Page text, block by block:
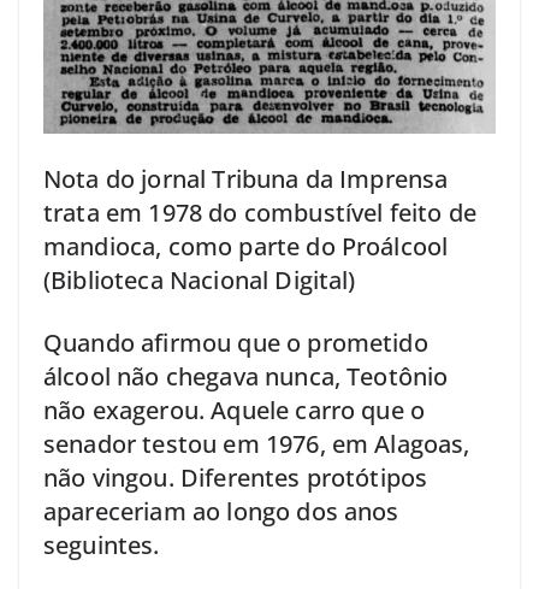
Nota do jornal Tribuna da Imprensa
trata em 1978 do combustível feito de
mandioca, como parte do Proálcool
(Biblioteca Nacional Digital)
Quando afirmou que o prometido
álcool não chegava nunca, Teotônio
não exagerou. Aquele carro que o
senador testou em 1976, em Alagoas,
não vingou. Diferentes protótipos
apareceriam ao longo dos anos
seguintes.